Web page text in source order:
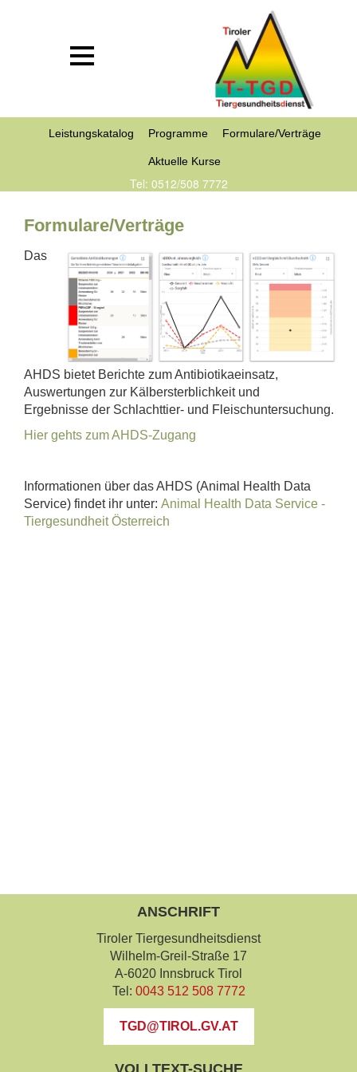
Leistungskatalog Programme Formulare/Verträge
Aktuelle Kurse
Tel: 0512/508 7772
Formulare/Verträge
Das
AHDS bietet Berichte zum Antibiotikaeinsatz,
Auswertungen zur Kälbersterblichkeit und
Ergebnisse der Schlachttier- und Fleischuntersuchung.
Hier gehts zum AHDS-Zugang
Informationen über das AHDS (Animal Health Data
Service) findet ihr unter: Animal Health Data Service -
Tiergesundheit Österreich
ANSCHRIFT
Tiroler Tiergesundheitsdienst
Wilhelm-Greil-Straße 17
A-6020 Innsbruck Tirol
Tel: 0043 512 508 7772
TGD@TIROL.GV.AT
VOLLTEXT-SUCHE